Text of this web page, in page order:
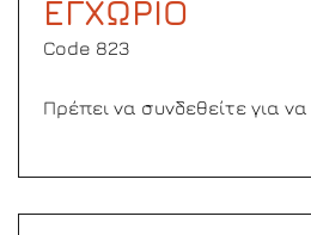
ΕΓΧΩΡΙΟ
Code 823
Πρέπει να συνδεθείτε για να